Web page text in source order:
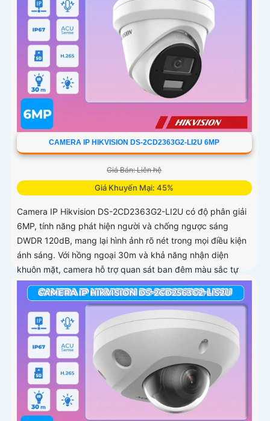
CAMERA IP HIKVISION DS-2CD2363G2-LI2U 6MP
Giá Bán: Liên hệ
Giá Khuyến Mại: 45%
Camera IP Hikvision DS-2CD2363G2-LI2U có độ phân giải
6MP, tính năng phát hiện người và chống ngược sáng
DWDR 120dB, mang lại hình ảnh rõ nét trong mọi điều kiện
ánh sáng. Với hồng ngoại 30m và khả năng nhận diện
khuôn mặt, camera hỗ trợ quan sát ban đêm màu sắc tự
nhiên, phù hợp cho công trình